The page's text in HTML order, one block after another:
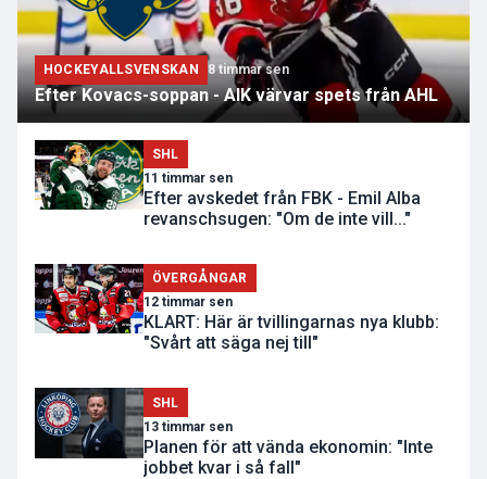
HOCKEYALLSVENSKAN 8 timmar sen
Efter Kovacs-soppan - AIK värvar spets från AHL
SHL
11 timmar sen
Efter avskedet från FBK - Emil Alba
revanschsugen: "Om de inte vill..."
ÖVERGÅNGAR
12 timmar sen
KLART: Här är tvillingarnas nya klubb:
"Svårt att säga nej till"
SHL
13 timmar sen
Planen för att vända ekonomin: "Inte
jobbet kvar i så fall"